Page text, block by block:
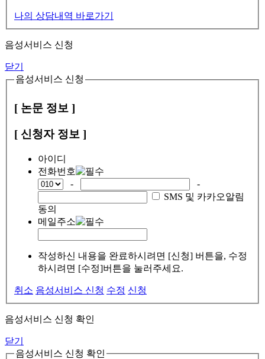
나의 상담내역 바로가기
음성서비스 신청
닫기
음성서비스 신청
[ 논문 정보 ]
[ 신청자 정보 ]
아이디
전화번호
-
-
SMS 및 카카오알림
동의
메일주소
작성하신 내용을 완료하시려면 [신청] 버튼을, 수정
하시려면 [수정]버튼을 눌러주세요.
취소 음성서비스 신청 수정 신청
음성서비스 신청 확인
닫기
음성서비스 신청 확인